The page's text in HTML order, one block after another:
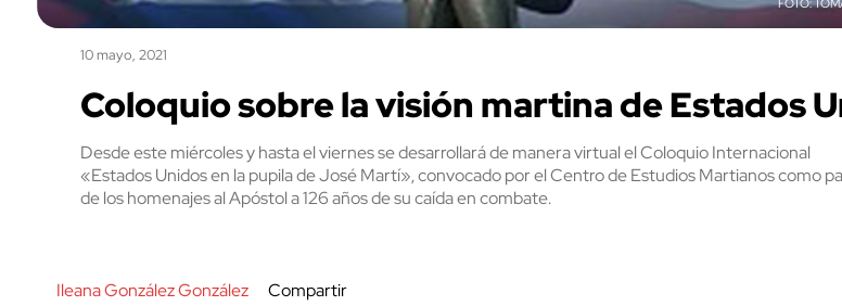
10 mayo, 2021
Coloquio sobre la visión martina de Estados
Desde este miércoles y hasta el viernes se desarrollará de manera virtual el Coloquio Internacional
«Estados Unidos en la pupila de José Martí», convocado por el Centro de Estudios Martianos como
de los homenajes al Apóstol a 126 años de su caída en combate.
Ileana González González
Compartir